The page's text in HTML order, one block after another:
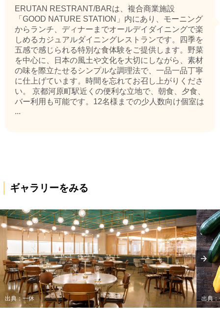
ERUTAN RESTRANT/BARは、複合商業施設
「GOOD NATURE STATION」内にあり、モーニング
からランチ、ディナーまでオールデイダイニングで楽
しめるカジュアルダイニングレストランです。四季を
五感で感じられる特別な食体験をご提供します。野菜
を中心に、日本の風土や文化を大切にしながら、素材
の味を際立たせるシンプルな調理法で、一品一品丁寧
に仕上げています。時間を忘れてお召し上がりくださ
い。 京都河原町駅近くの便利な立地で、朝食、夕食、
バー利用も可能です。12名様までの少人数向け個室は
...
ギャラリーをみる
出典：一休 出典